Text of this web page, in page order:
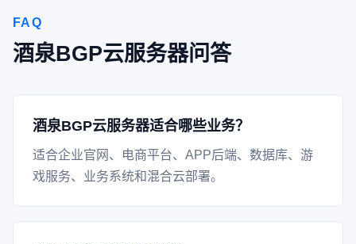
FAQ
酒泉BGP云服务器问答
酒泉BGP云服务器适合哪些业务？
适合企业官网、电商平台、APP后端、数据库、游
戏服务、业务系统和混合云部署。